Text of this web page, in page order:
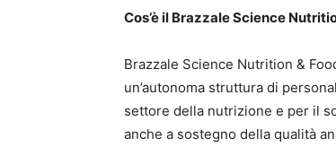
Cos’è il Brazzale Science
Brazzale Science Nutrition &
un’autonoma struttura di
settore della nutrizione e per il
anche a sostegno della qualità